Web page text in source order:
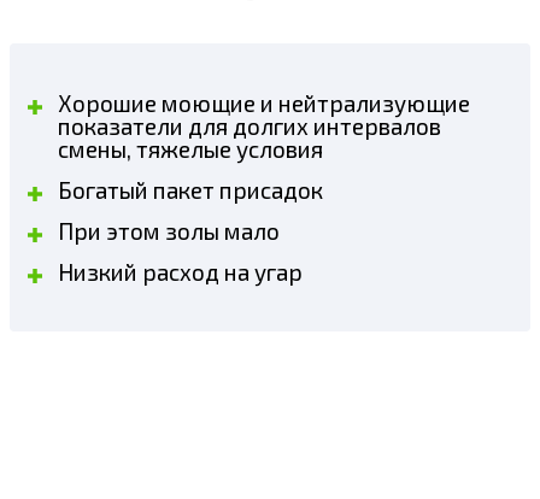
Хорошие моющие и нейтрализующие
показатели для долгих интервалов
смены, тяжелые условия
Богатый пакет присадок
При этом золы мало
Низкий расход на угар